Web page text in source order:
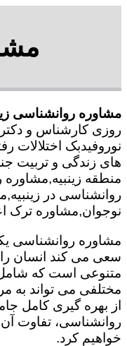
مشاوره روانشناسی
روزی کارشناس و
نوروفیدبک اختلالات
های زندگی و تربیت
منطقه
روانشناسی در
نوجوان,مشاوره ترک
مشاوره روانشناسی
سعی می کند انسان
متنوعی است که
مختلفی می تواند به
از بهره گیری کامل
روانشناسی، تفاوت
خواهیم کرد.